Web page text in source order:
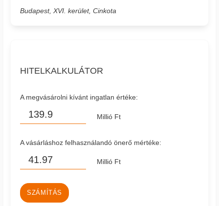
Budapest, XVI. kerület, Cinkota
HITELKALKULÁTOR
A megvásárolni kívánt ingatlan értéke:
Millió Ft
A vásárláshoz felhasználandó önerő mértéke:
Millió Ft
SZÁMÍTÁS